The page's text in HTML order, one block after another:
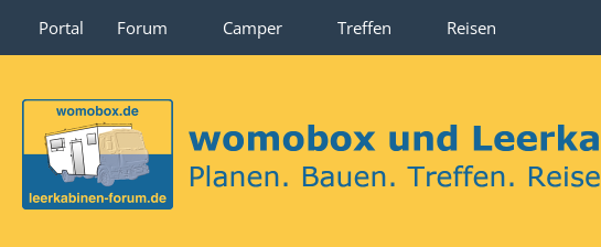
Portal Forum Camper Treffen Reisen